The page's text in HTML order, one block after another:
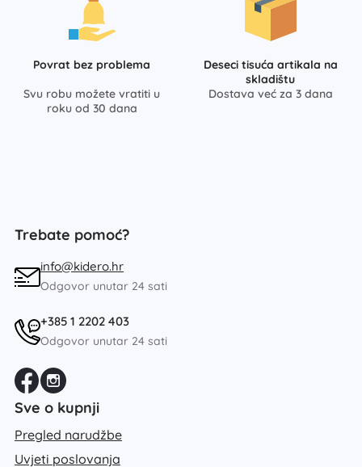
Povrat bez problema
Svu robu možete vratiti u
roku od 30 dana
Deseci tisuća artikala na
skladištu
Dostava već za 3 dana
Trebate pomoć?
info@kidero.hr
Odgovor unutar 24 sati
+385 1 2202 403
Odgovor unutar 24 sati
Sve o kupnji
Pregled narudžbe
Uvjeti poslovanja